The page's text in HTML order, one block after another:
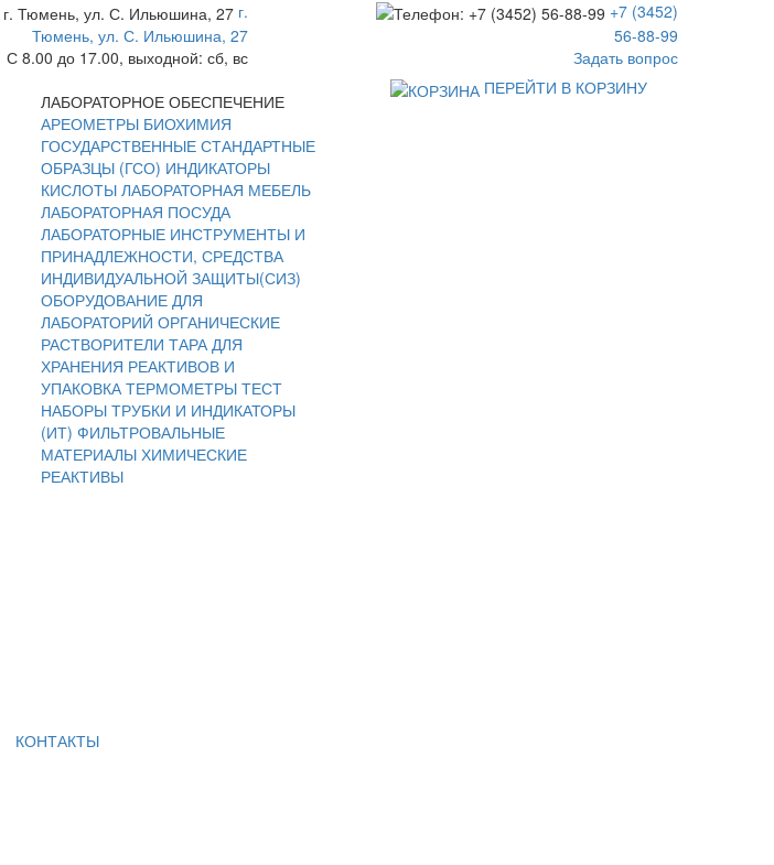
г.
Тюмень, ул. С. Ильюшина, 27
С 8.00 до 17.00, выходной: сб, вс
+7 (3452)
56-88-99
Задать вопрос
ЛАБОРАТОРНОЕ ОБЕСПЕЧЕНИЕ
АРЕОМЕТРЫ БИОХИМИЯ
ГОСУДАРСТВЕННЫЕ СТАНДАРТНЫЕ
ОБРАЗЦЫ (ГСО) ИНДИКАТОРЫ
КИСЛОТЫ ЛАБОРАТОРНАЯ МЕБЕЛЬ
ЛАБОРАТОРНАЯ ПОСУДА
ЛАБОРАТОРНЫЕ ИНСТРУМЕНТЫ И
ПРИНАДЛЕЖНОСТИ, СРЕДСТВА
ИНДИВИДУАЛЬНОЙ ЗАЩИТЫ(СИЗ)
ОБОРУДОВАНИЕ ДЛЯ
ЛАБОРАТОРИЙ ОРГАНИЧЕСКИЕ
РАСТВОРИТЕЛИ ТАРА ДЛЯ
ХРАНЕНИЯ РЕАКТИВОВ И
УПАКОВКА ТЕРМОМЕТРЫ ТЕСТ
НАБОРЫ ТРУБКИ И ИНДИКАТОРЫ
(ИТ) ФИЛЬТРОВАЛЬНЫЕ
МАТЕРИАЛЫ ХИМИЧЕСКИЕ
РЕАКТИВЫ
КОНТАКТЫ
ПЕРЕЙТИ В КОРЗИНУ